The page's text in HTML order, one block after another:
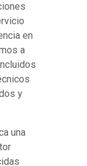
en
a
y
una